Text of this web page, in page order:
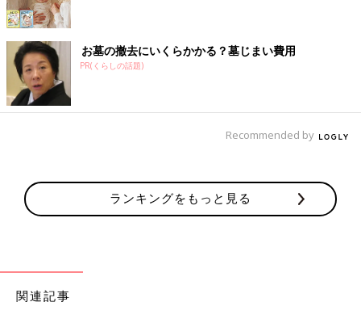
お墓の撤去にいくらかかる？墓じまい費用
PR(くらしの話題)
Recommended by
ランキングをもっと見る
関連記事